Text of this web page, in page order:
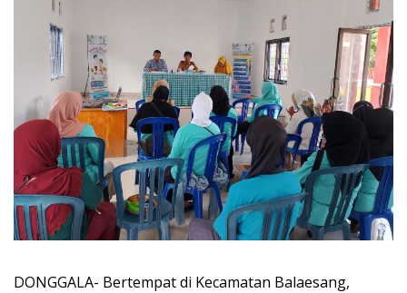
DONGGALA- Bertempat di Kecamatan Balaesang,